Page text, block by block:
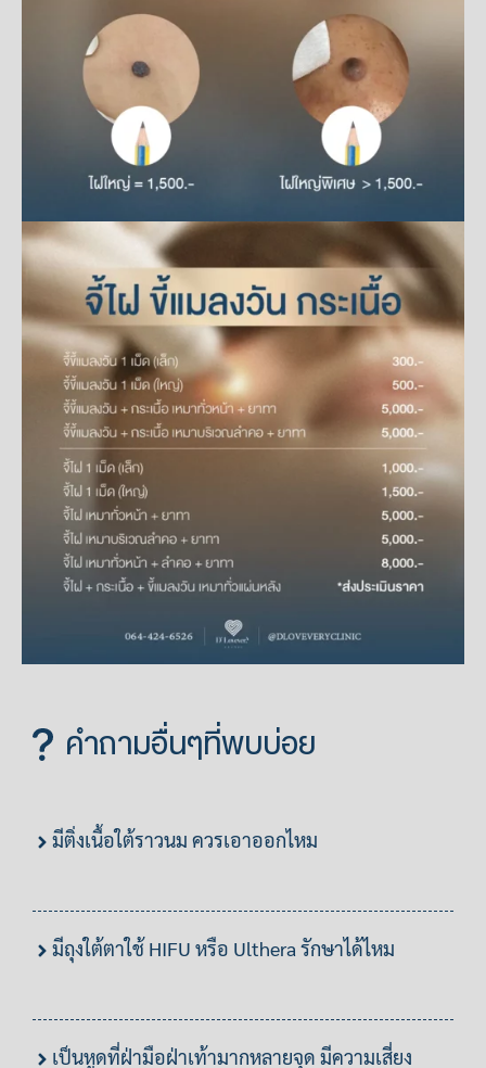
คำถามอื่นๆที่พบบ่อย
มีติ่งเนื้อใต้ราวนม ควรเอาออกไหม
มีถุงใต้ตาใช้ HIFU หรือ Ulthera รักษาได้ไหม
เป็นหูดที่ฝ่ามือฝ่าเท้ามากหลายจุด มีความเสี่ยง